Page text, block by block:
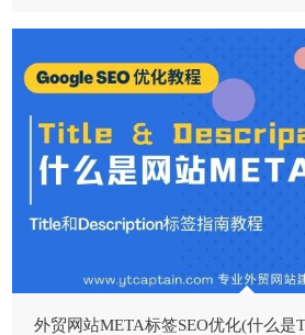
外贸网站META标签SEO优化(什么是